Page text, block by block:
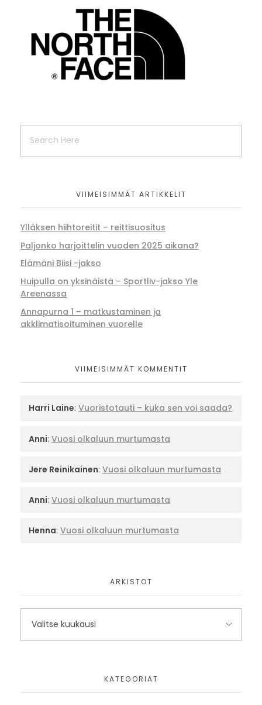
VIIMEISIMMÄT ARTIKKELIT
Ylläksen hiihtoreitit – reittisuositus
Paljonko harjoittelin vuoden 2025 aikana?
Elämäni Biisi -jakso
Huipulla on yksinäistä – Sportliv-jakso Yle
Areenassa
Annapurna 1 – matkustaminen ja
akklimatisoituminen vuorelle
VIIMEISIMMÄT KOMMENTIT
Harri Laine: Vuoristotauti – kuka sen voi saada?
Anni: Vuosi olkaluun murtumasta
Jere Reinikainen: Vuosi olkaluun murtumasta
Anni: Vuosi olkaluun murtumasta
Henna: Vuosi olkaluun murtumasta
ARKISTOT
KATEGORIAT